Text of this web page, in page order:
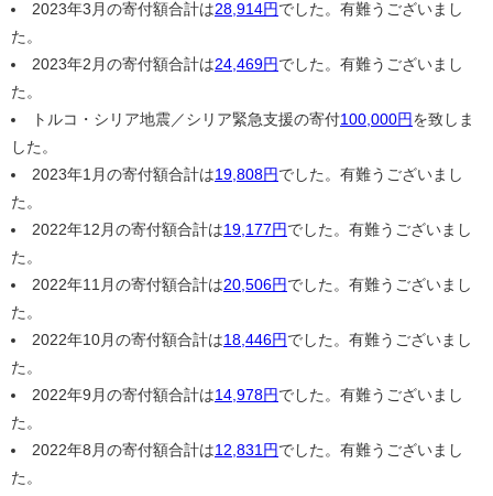
2023年3月の寄付額合計は28,914円 でした。有難うございまし
た。
2023年2月の寄付額合計は24,469円 でした。有難うございまし
た。
トルコ・シリア地震／シリア緊急支援の寄付100,000円 を致しま
した。
2023年1月の寄付額合計は19,808円 でした。有難うございまし
た。
2022年12月の寄付額合計は19,177円 でした。有難うございまし
た。
2022年11月の寄付額合計は20,506円 でした。有難うございまし
た。
2022年10月の寄付額合計は18,446円 でした。有難うございまし
た。
2022年9月の寄付額合計は14,978円 でした。有難うございまし
た。
2022年8月の寄付額合計は12,831円 でした。有難うございまし
た。